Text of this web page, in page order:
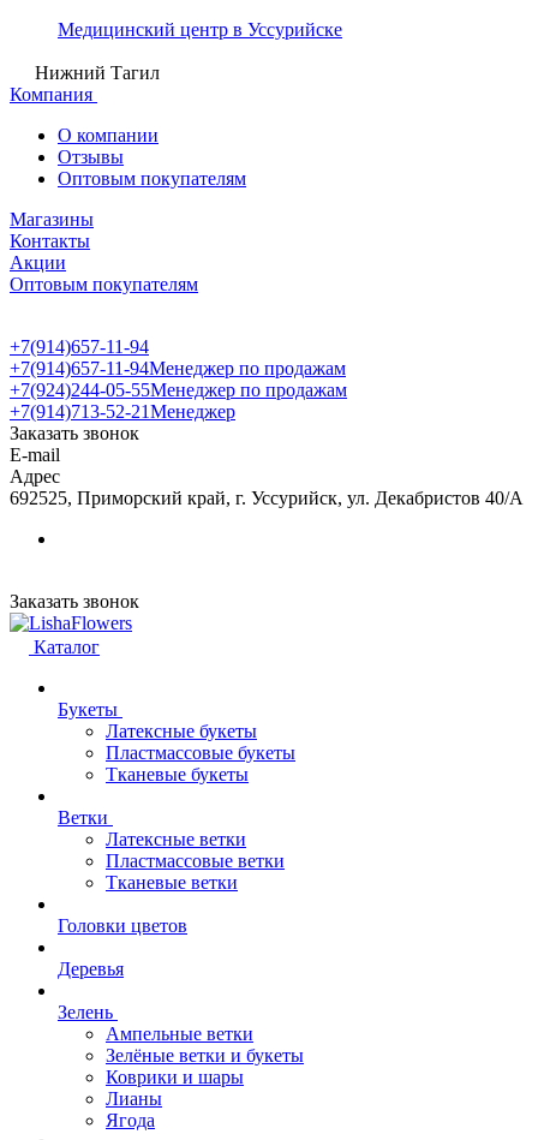
Медицинский центр в Уссурийске
Нижний Тагил
Компания
О компании
Отзывы
Оптовым покупателям
Магазины
Контакты
Акции
Оптовым покупателям
+7(914)657-11-94
+7(914)657-11-94Менеджер по продажам
+7(924)244-05-55Менеджер по продажам
+7(914)713-52-21Менеджер
Заказать звонок
E-mail
Адрес
692525, Приморский край, г. Уссурийск, ул. Декабристов 40/А
Заказать звонок
Каталог
Букеты
Латексные букеты
Пластмассовые букеты
Тканевые букеты
Ветки
Латексные ветки
Пластмассовые ветки
Тканевые ветки
Головки цветов
Деревья
Зелень
Ампельные ветки
Зелёные ветки и букеты
Коврики и шары
Лианы
Ягода